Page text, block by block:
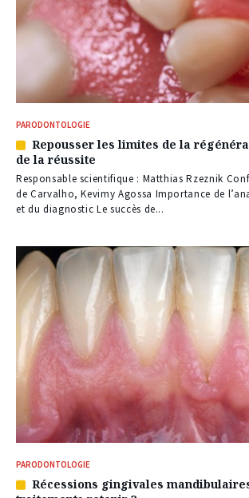
PARODONTOLOGIE
Article
réservé
à
nos
abonnés
Repousser les limites de la
de la réussite
Responsable scientifique : Matthias Rzeznik
de Carvalho, Kevimy Agossa Importance de
et du diagnostic Le succès de...
PARODONTOLOGIE
Article
Récessions gingivales